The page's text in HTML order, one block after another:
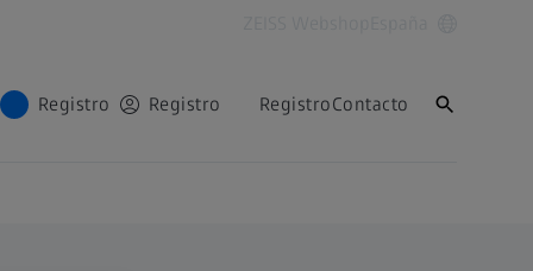
Registro Registro RegistroContacto